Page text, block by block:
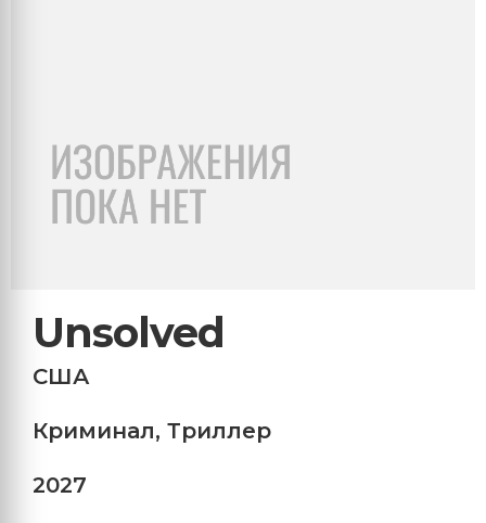
Unsolved
США
Криминал, Триллер
2027